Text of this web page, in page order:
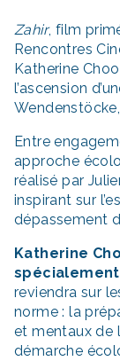
Zahir, film
Rencontres
Katherine
l’ascension
Entre
approche
réalisé par
inspirant sur
dépassement
Katherine
reviendra sur
norme : la
et mentaux de
démarche